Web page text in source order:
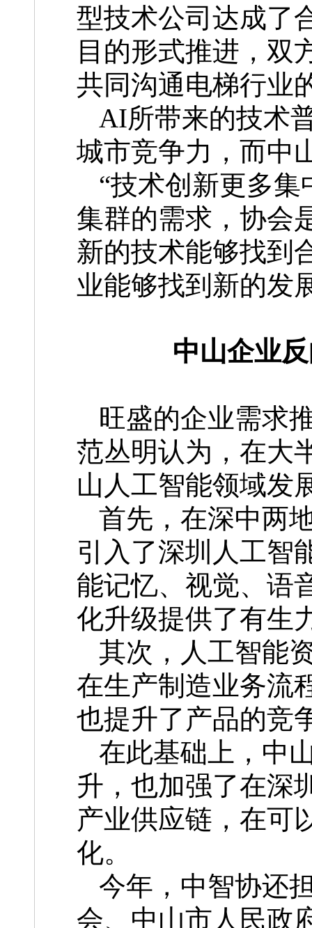
型技术公司达成了
目的形式推进，双
共同沟通电梯行业
AI所带来的技术
城市竞争力，而中
“技术创新更多
集群的需求，协会
新的技术能够找到
业能够找到新的发
中山企业
旺盛的企业需求
范丛明认为，在大
山人工智能领域
首先，在深中两
引入了深圳人工智
能记忆、视觉、语
化升级提供了有生
其次，人工智能
在生产制造业务流
也提升了产品的竞
在此基础上，中
升，也加强了在深
产业供应链，在可
化。
今年，中智协还
会、中山市人民政